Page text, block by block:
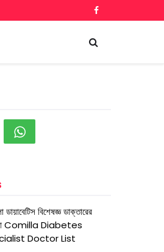
ডায়াবেটিস বিশেষজ্ঞ ডাক্তারের
Comilla Diabetes
Doctor List